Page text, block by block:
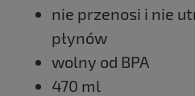
nie przenosi i nie
płynów
wolny od BPA
470 ml